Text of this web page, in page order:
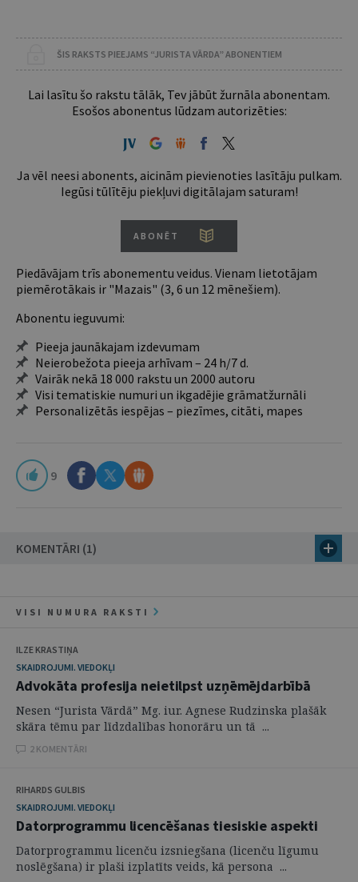
ŠIS RAKSTS PIEEJAMS “JURISTA VĀRDA” ABONENTIEM
Lai lasītu šo rakstu tālāk, Tev jābūt žurnāla abonentam.
Esošos abonentus lūdzam autorizēties:
Ja vēl neesi abonents, aicinām pievienoties lasītāju pulkam.
Iegūsi tūlītēju piekļuvi digitālajam saturam!
ABONĒT
Piedāvājam trīs abonementu veidus. Vienam lietotājam
piemērotākais ir "Mazais" (3, 6 un 12 mēnešiem).
Abonentu ieguvumi:
Pieeja jaunākajam izdevumam
Neierobežota pieeja arhīvam – 24 h/7 d.
Vairāk nekā 18 000 rakstu un 2000 autoru
Visi tematiskie numuri un ikgadējie grāmatžurnāli
Personalizētās iespējas – piezīmes, citāti, mapes
9
KOMENTĀRI (1)
VISI NUMURA RAKSTI
ILZE KRASTIŅA
SKAIDROJUMI. VIEDOKĻI
Advokāta profesija neietilpst uzņēmējdarbībā
Nesen “Jurista Vārdā” Mg. iur. Agnese Rudzinska plašāk
skāra tēmu par līdzdalības honorāru un tā ...
2 KOMENTĀRI
RIHARDS GULBIS
SKAIDROJUMI. VIEDOKĻI
Datorprogrammu licencēšanas tiesiskie aspekti
Datorprogrammu licenču izsniegšana (licenču līgumu
noslēgšana) ir plaši izplatīts veids, kā persona ...